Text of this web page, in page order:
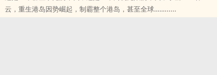
云，重生港岛因势崛起，制霸整个港岛，甚至全球……......